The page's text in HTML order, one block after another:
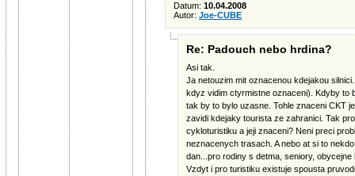
Datum: 10.04.2008
Autor: Joe-CUBE
Re: Padouch nebo hrdina?
Asi tak.
Ja netouzim mit oznacenou kdejakou
kdyz vidim ctyrmistne oznaceni). Kdyby to
tak by to bylo uzasne. Tohle znaceni CKT
zavidi kdejaky tourista ze zahranici. Tak
cykloturistiku a jeji znaceni? Neni preci
neznacenych trasach. A nebo at si to
dan...pro rodiny s detma, seniory, obycejne
Vzdyt i pro turistiku existuje spousta